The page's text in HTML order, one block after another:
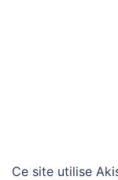
Ce site utilise